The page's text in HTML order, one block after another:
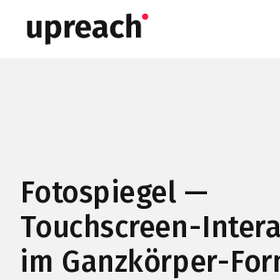
Fotospiegel —
Touchscreen-
im Ganzkörper-